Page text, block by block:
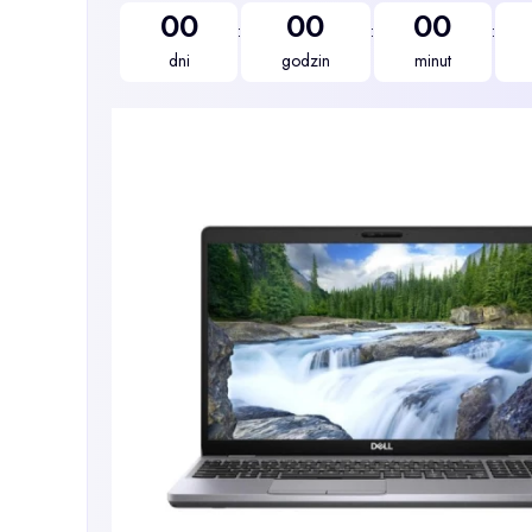
00
dni
: 00
godzin
: 00
minut
: